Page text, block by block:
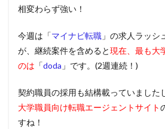
相変わらず強い！
今週は「マイナビ転職 」の求人ラッシ
が、継続案件を含めると現在、最も大
のは 「doda 」です。(2週連続！)
契約職員の採用も結構載っていました
大学職員向け転職エージェントサイト
すね！